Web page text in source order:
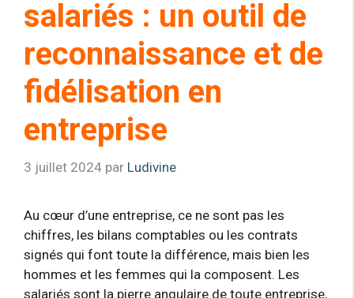
salariés : un outil de
reconnaissance et de
fidélisation en
entreprise
3 juillet 2024 par Ludivine
Au cœur d’une entreprise, ce ne sont pas les
chiffres, les bilans comptables ou les contrats
signés qui font toute la différence, mais bien les
hommes et les femmes qui la composent. Les
salariés sont la pierre angulaire de toute entreprise,